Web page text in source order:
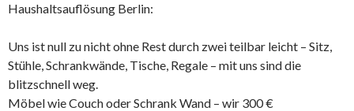
Haushaltsauflösung Berlin:
Uns ist null zu nicht ohne Rest durch zwei teilbar leicht – Sitz,
Stühle, Schrankwände, Tische, Regale – mit uns sind die
blitzschnell weg.
Möbel wie Couch oder Schrank Wand – wir 300 €